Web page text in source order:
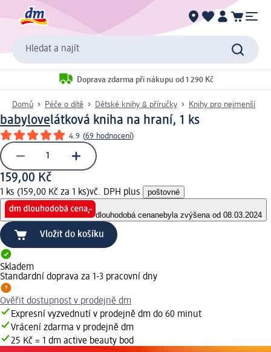
Hledat a najít
Doprava zdarma při nákupu od 1 290 Kč
Domů Péče o dítě Dětské knihy & příručky Knihy pro nejmenší
babylovelátková kniha na hraní, 1 ks
4.9 (69 hodnocení)
159,00 Kč
1 ks (159,00 Kč za 1 ks)vč. DPH plus poštovné
dlouhodobá cenanebyla zvýšena od 08.03.2024
Vložit do košíku
Skladem
Standardní doprava za 1-3 pracovní dny
Ověřit dostupnost v prodejně dm
Expresní vyzvednutí v prodejně dm do 60 minut
Vrácení zdarma v prodejně dm
25 Kč = 1 dm active beauty bod